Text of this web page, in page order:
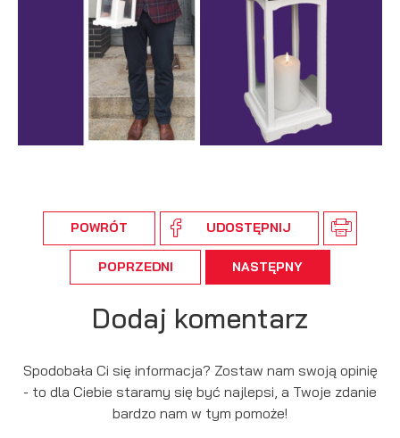
POWRÓT UDOSTĘPNIJ
POPRZEDNI NASTĘPNY
Dodaj komentarz
Spodobała Ci się informacja? Zostaw nam swoją opinię
- to dla Ciebie staramy się być najlepsi, a Twoje zdanie
bardzo nam w tym pomoże!